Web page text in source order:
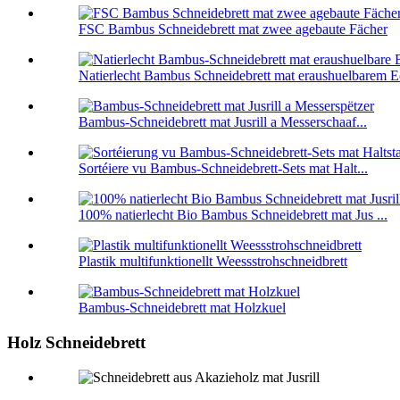
FSC Bambus Schneidebrett mat zwee agebaute Fächer
Natierlecht Bambus Schneidebrett mat eraushuelbarem
Bambus-Schneidebrett mat Jusrill a Messerschaaf...
Sortéiere vu Bambus-Schneidebrett-Sets mat Halt...
100% natierlecht Bio Bambus Schneidebrett mat Jus ...
Plastik multifunktionellt Weessstrohschneidbrett
Bambus-Schneidebrett mat Holzkuel
Holz Schneidebrett